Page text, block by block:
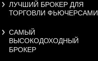
ЛУЧШИЙ БРОКЕР ДЛЯ
ТОРГОВЛИ ФЬЮЧЕРСАМИ
САМЫЙ
ВЫСОКОДОХОДНЫЙ
БРОКЕР